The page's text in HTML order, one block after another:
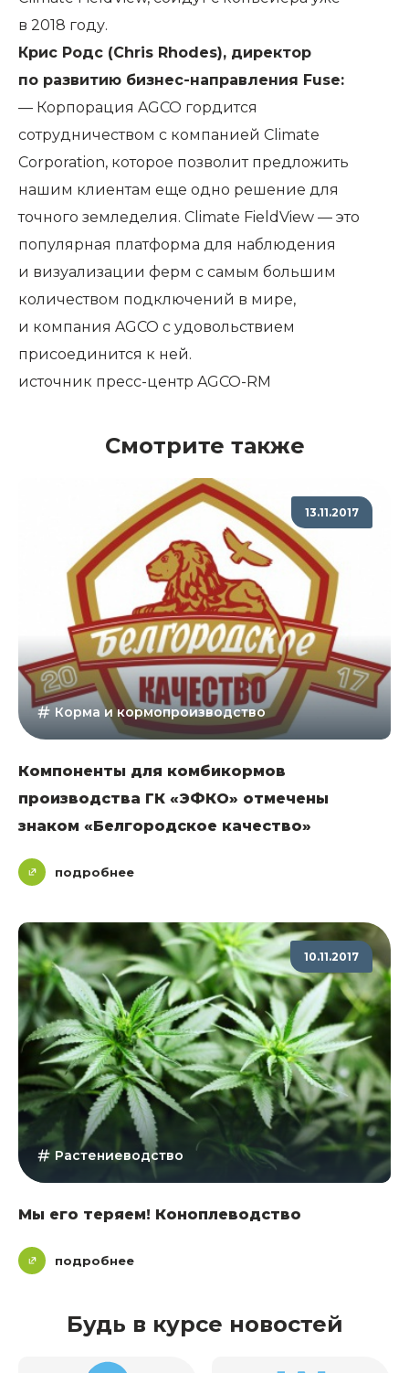
в 2018 году.
Крис Родс (Chris Rhodes), директор
по развитию бизнес-направления Fuse:
— Корпорация AGCO гордится
сотрудничеством с компанией Climate
Corporation, которое позволит предложить
нашим клиентам еще одно решение для
точного земледелия. Climate FieldView — это
популярная платформа для наблюдения
и визуализации ферм с самым большим
количеством подключений в мире,
и компания AGCO с удовольствием
присоединится к ней.
источник пресс-центр AGCO-RM
Смотрите также
13.11.2017
Корма и кормопроизводство
Компоненты для комбикормов
производства ГК «ЭФКО» отмечены
знаком «Белгородское качество»
подробнее
10.11.2017
Растениеводство
Мы его теряем! Коноплеводство
подробнее
Будь в курсе новостей